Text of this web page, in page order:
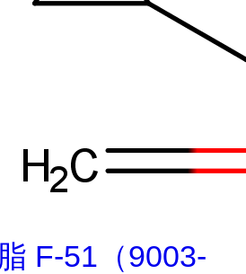
F-51（9003-